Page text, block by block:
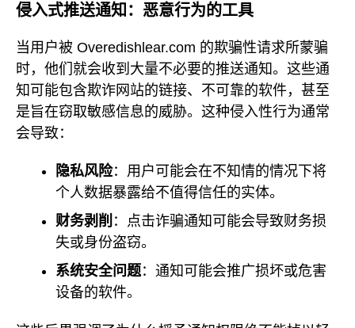
侵入式推送通知：恶意行为的工具
当用户被 Overedishlear.com 的欺骗性请求所蒙骗
时，他们就会收到大量不必要的推送通知。这些通
知可能包含欺诈网站的链接、不可靠的软件，甚至
是旨在窃取敏感信息的威胁。这种侵入性行为通常
会导致：
隐私风险：用户可能会在不知情的情况下将
个人数据暴露给不值得信任的实体。
财务剥削 ：点击诈骗通知可能会导致财务损
失或身份盗窃。
系统安全问题：通知可能会推广损坏或危害
设备的软件。